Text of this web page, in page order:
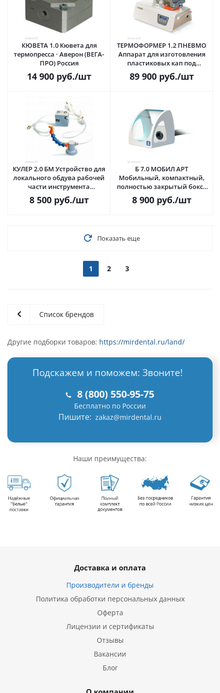
КЮВЕТА 1.0 Кювета для
термопресса · Аверон (ВЕГА-
ПРО) Россия
14 900руб./шт
ТЕРМОФОРМЕР 1.2 ПНЕВМО
Аппарат для изготовления
пластиковых кап под
давлением · Аверон (ВЕГА-
ПРО) Россия
89 900руб./шт
КУЛЕР 2.0 БМ Устройство для
локального обдува рабочей
части инструмента
бормашины · Аверон (ВЕГА-
ПРО) Россия
8 500руб./шт
Б 7.0 МОБИЛ АРТ
Мобильный, компактный,
полностью закрытый бокс ·
Аверон (ВЕГА-ПРО) Россия
8 900руб./шт
Показать еще
1 2 3
Список брендов
Другие подборки товаров: https://mirdental.ru/land/
Подскажем и поможем: Звоните!
8 (800) 550-95-75
Бесплатно по России
Пишите: zakaz@mirdental.ru
Наши преимущества:
Доставка и оплата
Производители и бренды
Политика обработки персональных данных
Оферта
Лицензии и сертификаты
Отзывы
Вакансии
Блог